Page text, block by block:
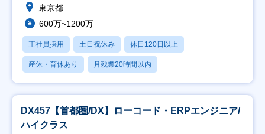
東京都
600万~1200万
正社員採用 土日祝休み 休日120日以上
産休・育休あり 月残業20時間以内
DX457【首都圏/DX】ローコード・ERPエンジニア/
ハイクラス